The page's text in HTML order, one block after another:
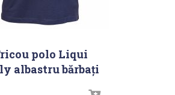
polo Liqui
albastru bărbați